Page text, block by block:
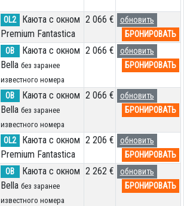
OL2
Каюта с окном
Premium Fantastica
2 066 €
обновить
БРОНИРОВАТЬ
OB
Каюта с окном
Bella без заранее
известного номера
2 066 €
обновить
БРОНИРОВАТЬ
OB
Каюта с окном
Bella без заранее
известного номера
2 066 €
обновить
БРОНИРОВАТЬ
OL2
Каюта с окном
Premium Fantastica
2 206 €
обновить
БРОНИРОВАТЬ
OB
Каюта с окном
Bella без заранее
известного номера
2 262 €
обновить
БРОНИРОВАТЬ